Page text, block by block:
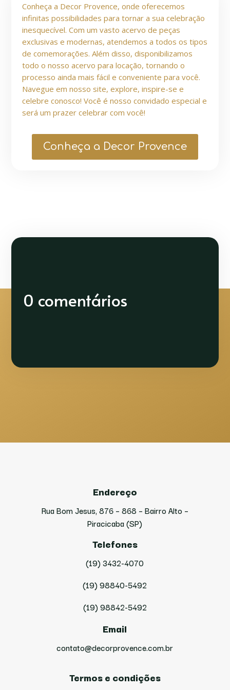
Conheça a Decor Provence, onde oferecemos
infinitas possibilidades para tornar a sua celebração
inesquecível. Com um vasto acervo de peças
exclusivas e modernas, atendemos a todos os tipos
de comemorações. Além disso, disponibilizamos
todo o nosso acervo para locação, tornando o
processo ainda mais fácil e conveniente para você.
Navegue em nosso site, explore, inspire-se e
celebre conosco! Você é nosso convidado especial e
será um prazer celebrar com você!
Conheça a Decor Provence
0 comentários
Endereço
Rua Bom Jesus, 876 – 868 – Bairro Alto –
Piracicaba (SP)
Telefones
(19) 3432-4070
(19) 98840-5492
(19) 98842-5492
Email
contato@decorprovence.com.br
Termos e condições